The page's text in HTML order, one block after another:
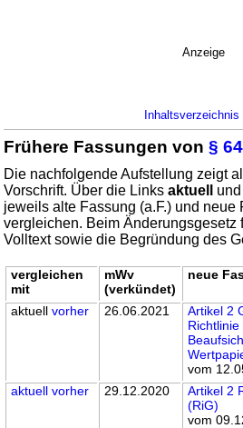
Anzeige
Inhaltsverzeichnis
Frühere Fassungen von§
Die nachfolgende Aufstellung zeigt
Vorschrift. Über die Linksaktuell
jeweils alte Fassung (a.F.) und neue
vergleichen. Beim Änderungsgesetz
Volltext sowie die Begründung des
vergleichen
mit
mWv
(verkündet)
neue
aktuellvorher 26.06.2021
Artikel 2
vom
aktuell vorher 29.12.2020
Artikel 2
(RiG)
vom